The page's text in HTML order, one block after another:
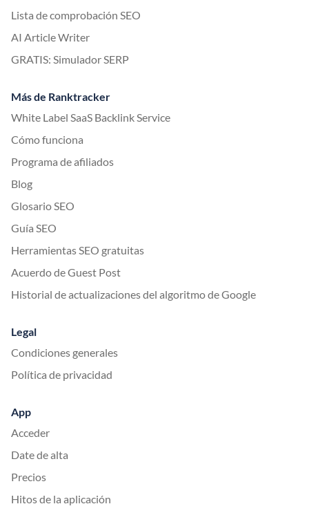
Lista de comprobación SEO
AI Article Writer
GRATIS: Simulador SERP
Más de Ranktracker
White Label SaaS Backlink Service
Cómo funciona
Programa de afiliados
Blog
Glosario SEO
Guía SEO
Herramientas SEO gratuitas
Acuerdo de Guest Post
Historial de actualizaciones del algoritmo de Google
Legal
Condiciones generales
Política de privacidad
App
Acceder
Date de alta
Precios
Hitos de la aplicación